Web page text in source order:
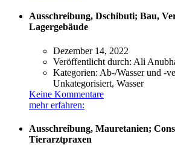
Ausschreibung, Dschibuti; Bau,
Lagergebäude
Dezember 14, 2022
Veröffentlicht durch: Ali
Kategorien: Ab-/Wasser und -
Unkategorisiert, Wasser
Keine Kommentare
mehr erfahren:
Ausschreibung, Mauretanien;
Tierarztpraxen